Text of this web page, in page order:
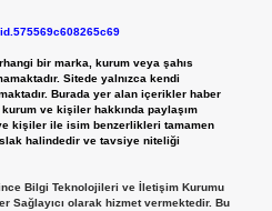
bir marka, kurum veya şahıs
Sitede yalnızca kendi
Burada yer alan içerikler haber
ve kişiler hakkında paylaşım
kişiler ile isim benzerlikleri tamamen
halindedir ve tavsiye niteliği
Bilgi Teknolojileri ve İletişim Kurumu
Sağlayıcı olarak hizmet vermektedir. Bu